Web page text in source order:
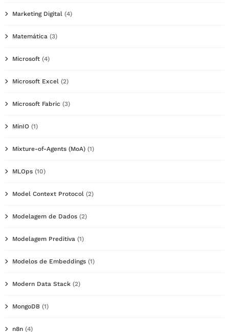
Marketing Digital (4)
Matemática (3)
Microsoft (4)
Microsoft Excel (2)
Microsoft Fabric (3)
MinIO (1)
Mixture-of-Agents (MoA) (1)
MLOps (10)
Model Context Protocol (2)
Modelagem de Dados (2)
Modelagem Preditiva (1)
Modelos de Embeddings (1)
Modern Data Stack (2)
MongoDB (1)
n8n (4)